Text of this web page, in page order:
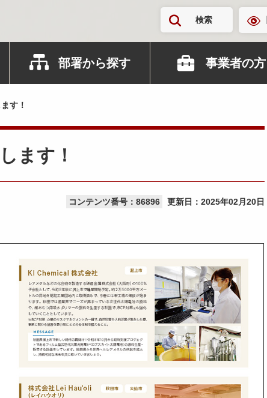
検索
部署から探す 事業者の方
す！
ます！
コンテンツ番号：86896 更新日： 2025年02月20日